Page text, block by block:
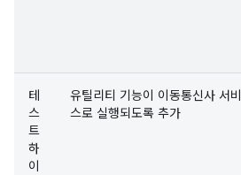
테
스
트
하
이
유틸리티 기능이 이동통신사 서비
스로 실행되도록 추가